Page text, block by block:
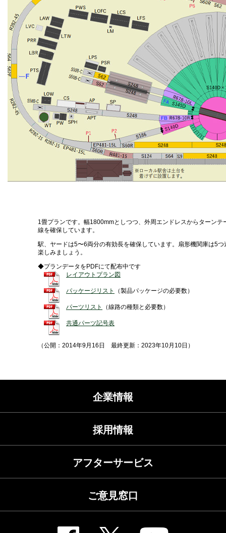
1畳プランです。幅1800mmとしつつ、外周エンドレスからターン
線を確保しています。
駅、ヤードは5〜6両分の有効長を確保しています。扇形機関庫は5
楽しみましょう。
◆プランデータをPDFにて配布中です
レイアウトプラン図
パッケージリスト （製品パッケージの必要数）
パーツリスト （線路の種類と必要数）
共通パーツ記号表
（公開：2014年9月16日 最終更新：2023年10月10日）
企業情報
採用情報
アフターサービス
ご意見窓口